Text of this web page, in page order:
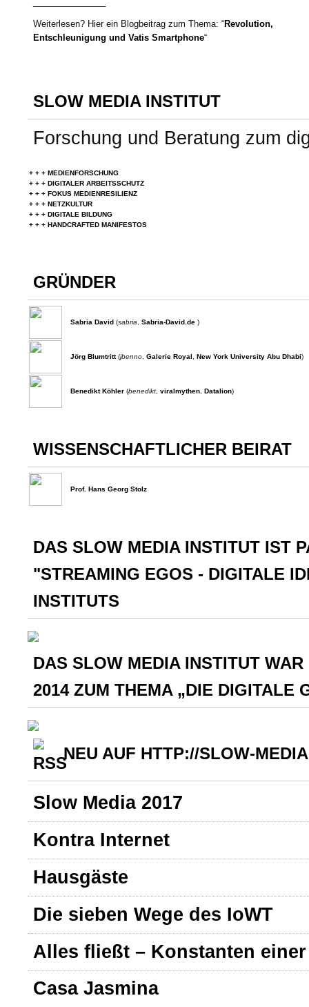
Weiterlesen? Hier ein Blogbeitrag zum Thema: “Revolution,
Entschleunigung und Vatis Smartphone“
SLOW MEDIA INSTITUT
Forschung und Beratung zum
+ + + MEDIENFORSCHUNG
+ + + DIGITALER ARBEITSSCHUTZ
+ + + FOKUS MEDIENRESILIENZ
+ + + NETZKULTUR
+ + + DIGITALE BILDUNG
+ + + HANDCRAFTED MANIFESTOS
GRÜNDER
Sabria David (sabria Sabria-David.de )
Jörg Blumtritt(jbenno Galerie Royal New York University Abu Dhabi)
Benedikt Köhler (benedikt viralmythen Datalion)
WISSENSCHAFTLICHER BEIRAT
Prof. Hans Georg Stolz
DAS SLOW MEDIA INSTITUT IST
"STREAMING EGOS - DIGITALE
INSTITUTS
DAS SLOW MEDIA INSTITUT
2014 ZUM THEMA „DIE DIGITALE
NEU AUF HTTP://SLOW-
Slow Media 2017
Kontra Internet
Hausgäste
Die sieben Wege des IoWT
Alles fließt – Konstanten
Casa Jasmina